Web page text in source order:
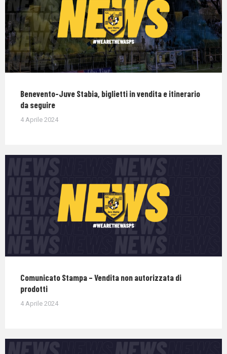
Benevento-Juve Stabia, biglietti in vendita e itinerario
da seguire
4 Aprile 2024
Comunicato Stampa – Vendita non autorizzata di
prodotti
4 Aprile 2024